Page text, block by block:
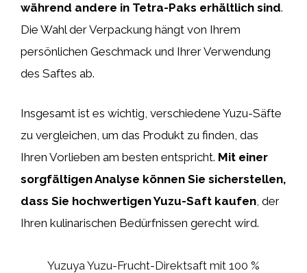
während andere in Tetra-Paks erhältlich sind.
Die Wahl der Verpackung hängt von Ihrem
persönlichen Geschmack und Ihrer Verwendung
des Saftes ab.
Insgesamt ist es wichtig, verschiedene Yuzu-Säfte
zu vergleichen, um das Produkt zu finden, das
Ihren Vorlieben am besten entspricht. Mit einer
sorgfältigen Analyse können Sie sicherstellen,
dass Sie hochwertigen Yuzu-Saft kaufen , der
Ihren kulinarischen Bedürfnissen gerecht wird.
Yuzuya Yuzu-Frucht-Direktsaft mit 100 %